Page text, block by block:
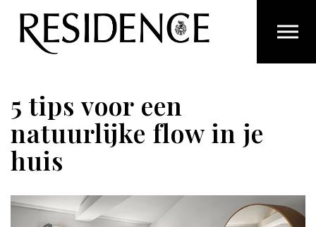
Overslaan en ga direct naar de inhoud
5 tips voor een
natuurlijke flow in je
huis